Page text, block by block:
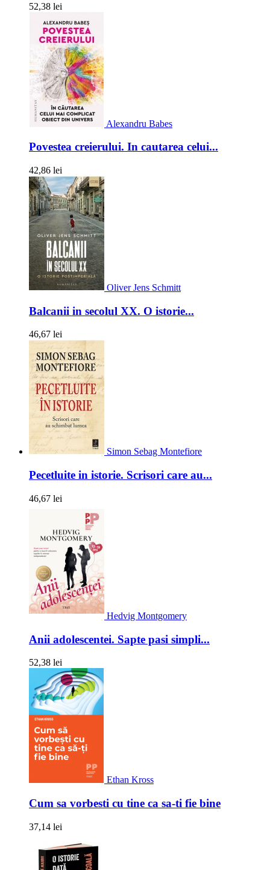
52,38 lei
Alexandru Babes
Povestea creierului. In cautarea celui...
42,86 lei
Oliver Jens Schmitt
Balcanii in secolul XX. O istorie...
46,67 lei
Simon Sebag Montefiore
Pecetluite in istorie. Scrisori care au...
46,67 lei
Hedvig Montgomery
Anii adolescentei. Sapte pasi simpli...
52,38 lei
Ethan Kross
Cum sa vorbesti cu tine ca sa-ti fie bine
37,14 lei